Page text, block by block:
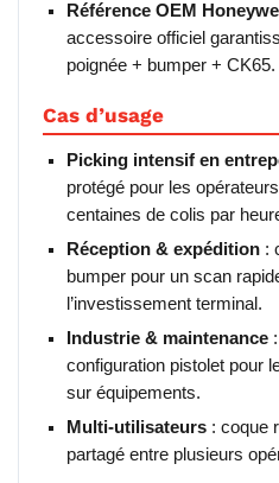
Référence OEM Honeywell
accessoire officiel
poignée + bumper + CK65.
Cas d’usage
Picking intensif en
protégé pour les
centaines de colis par
Réception & expédition :
bumper pour un scan
l’investissement terminal.
Industrie & maintenance
configuration pistolet pour
sur équipements.
Multi-utilisateurs : coque
partagé entre plusieurs